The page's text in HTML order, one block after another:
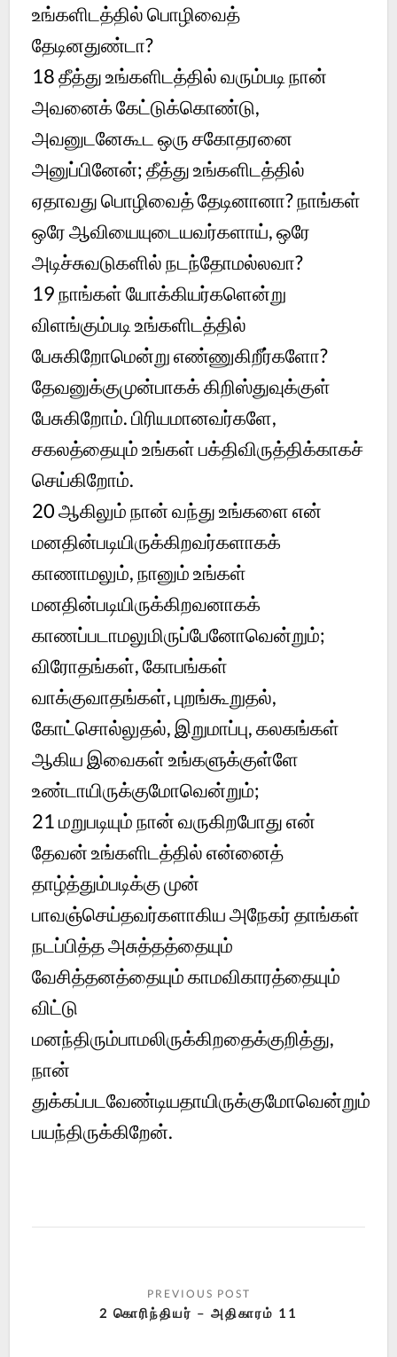
உங்களிடத்தில் பொழிவைத்
தேடினதுண்டா?
18தீத்து உங்களிடத்தில் வரும்படி நான்
அவனைக் கேட்டுக்கொண்டு,
அவனுடனேகூட ஒரு சகோதரனை
அனுப்பினேன்; தீத்து உங்களிடத்தில்
ஏதாவது பொழிவைத் தேடினானா? நாங்கள்
ஒரே ஆவியையுடையவர்களாய், ஒரே
அடிச்சுவடுகளில் நடந்தோமல்லவா?
19நாங்கள் யோக்கியர்களென்று
விளங்கும்படி உங்களிடத்தில்
பேசுகிறோமென்று எண்ணுகிறீர்களோ?
தேவனுக்குமுன்பாகக் கிறிஸ்துவுக்குள்
பேசுகிறோம். பிரியமானவர்களே,
சகலத்தையும் உங்கள் பக்திவிருத்திக்காகச்
செய்கிறோம்.
20ஆகிலும் நான் வந்து உங்களை என்
மனதின்படியிருக்கிறவர்களாகக்
காணாமலும், நானும் உங்கள்
மனதின்படியிருக்கிறவனாகக்
காணப்படாமலுமிருப்பேனோவென்றும்;
விரோதங்கள், கோபங்கள்
வாக்குவாதங்கள், புறங்கூறுதல்,
கோட்சொல்லுதல், இறுமாப்பு, கலகங்கள்
ஆகிய இவைகள் உங்களுக்குள்ளே
உண்டாயிருக்குமோவென்றும்;
21மறுபடியும் நான் வருகிறபோது என்
தேவன் உங்களிடத்தில் என்னைத்
தாழ்த்தும்படிக்கு முன்
பாவஞ்செய்தவர்களாகிய அநேகர் தாங்கள்
நடப்பித்த அசுத்தத்தையும்
வேசித்தனத்தையும் காமவிகாரத்தையும்
விட்டு
மனந்திரும்பாமலிருக்கிறதைக்குறித்து,
நான்
துக்கப்படவேண்டியதாயிருக்குமோவென்றும்
பயந்திருக்கிறேன்.
2 கொரிந்தியர் – அதிகாரம் 11